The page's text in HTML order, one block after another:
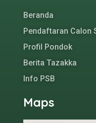
Beranda
Pendaftaran Calon
Profil Pondok
Berita Tazakka
Info PSB
Maps